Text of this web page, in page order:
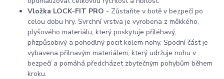
Vložka LOCK-FIT PRO - Zůstaňte v botě v bezpečí po
celou dobu hry. Svrchní vrstva je vyrobena z měkkého,
plyšového materiálu, který poskytuje přiléhavý,
přizpůsobivý a pohodlný pocit kolem nohy. Spodní část je
vybavena přilnavým materiálem, který udržuje nohu v
bezpečí a pomáhá předcházet zbytečným pohybům během
kroku.